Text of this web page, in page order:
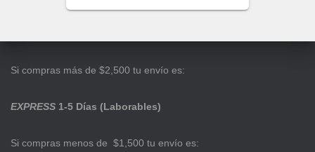
Si compras más de $2,500 tu envío es:
EXPRESS 1-5 Días (Laborables)
Si compras menos de $1,500 tu envío es: